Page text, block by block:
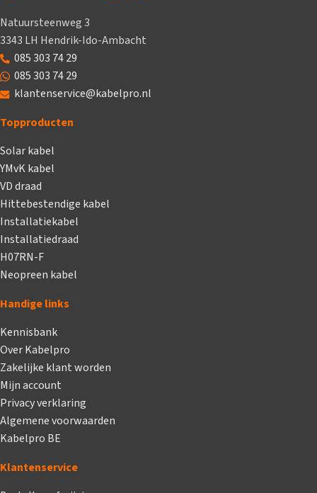
Natuursteenweg 3
3343 LH Hendrik-Ido-Ambacht
085 303 74 29
085 303 74 29
klantenservice@kabelpro.nl
Topproducten
Solar kabel
YMvK kabel
VD draad
Hittebestendige kabel
Installatiekabel
Installatiedraad
H07RN-F
Neopreen kabel
Handige links
Kennisbank
Over Kabelpro
Zakelijke klant worden
Mijn account
Privacy verklaring
Algemene voorwaarden
Kabelpro BE
Klantenservice